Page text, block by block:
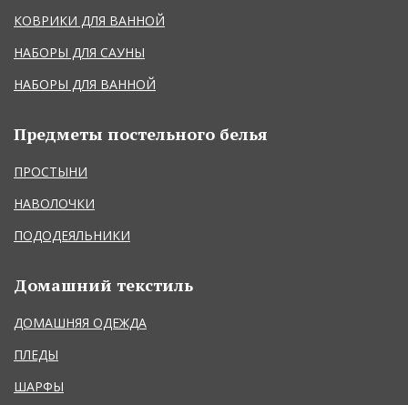
КОВРИКИ ДЛЯ ВАННОЙ
НАБОРЫ ДЛЯ САУНЫ
НАБОРЫ ДЛЯ ВАННОЙ
Предметы постельного белья
ПРОСТЫНИ
НАВОЛОЧКИ
ПОДОДЕЯЛЬНИКИ
Домашний текстиль
ДОМАШНЯЯ ОДЕЖДА
ПЛЕДЫ
ШАРФЫ